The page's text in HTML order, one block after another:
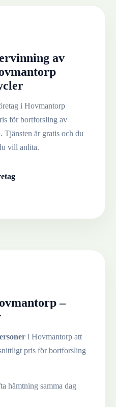
av
i Hovmantorp
för bortforsling av
. Tjänsten är gratis och du
vill anlita.
–
i Hovmantorp att
pris för bortforsling
hämtning samma dag